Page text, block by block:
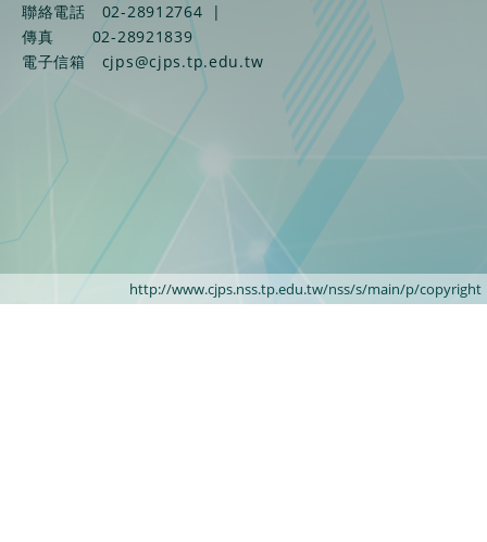
聯絡電話
02-28912764
|
傳真
02-28921839
電子信箱
cjps@cjps.tp.edu.tw
http://www.cjps.nss.tp.edu.tw/nss/s/main/p/copyright